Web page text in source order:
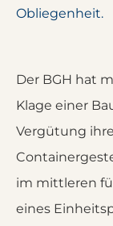
Obliegenheit.
Der BGH hat
Klage einer
Vergütung
im mittleren
eines